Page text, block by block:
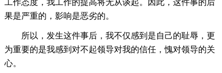
工作态度，我工作的提高将无从谈起。因此，这件事的后
果是严重的，影响是恶劣的。
所以，发生这件事后，我不仅感到是自己的耻辱，更
为重要的是我感到对不起领导对我的信任，愧对领导的关
心。